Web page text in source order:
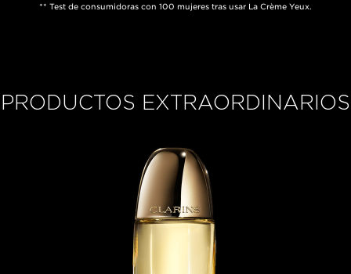
** Test de consumidoras con 100 mujeres tras usar La Crème Yeux.
PRODUCTOS EXTRAORDINARIOS